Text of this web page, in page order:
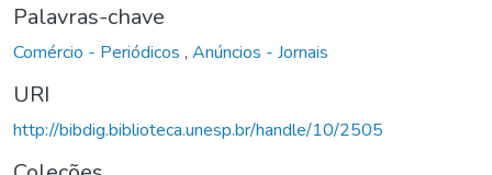
Palavras-chave
Comércio - Periódicos , Anúncios - Jornais
URI
http://bibdig.biblioteca.unesp.br/handle/10/2505